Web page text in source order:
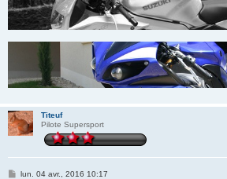
Titeuf
Pilote Supersport
Mlun. 04 avr., 2016 10:17